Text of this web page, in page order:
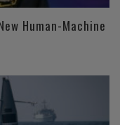
Human-Machine